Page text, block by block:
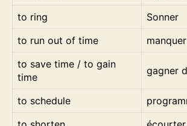
to ring
Sonner
to run out of time
to save time / to gain
time
gagner
to schedule